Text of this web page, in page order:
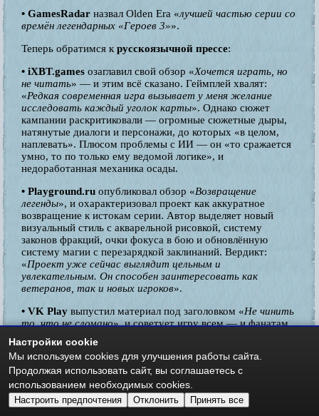
• GamesRadar назвал Olden Era «лучшей частью серии со
времён легендарных «Героев 3»».
Теперь обратимся к русскоязычной прессе:
• iXBT.games озаглавил свой обзор «Хочется играть, но
не читать» — и этим всё сказано. Геймплей хвалят:
«Редкая современная игра вызывает у меня желание
исследовать каждый уголок карты». Однако сюжет
кампании раскритиковали — огромные сюжетные дыры,
натянутые диалоги и персонажи, до которых «в целом,
наплевать». Плюсом проблемы с ИИ — он «то сражается
умно, то по только ему ведомой логике», и
недоработанная механика осады.
• Playground.ru опубликовал обзор «Возвращение
легенды», и охарактеризовал проект как аккуратное
возвращение к истокам серии. Автор выделяет новый
визуальный стиль с акварельной рисовкой, систему
законов фракций, очки фокуса в бою и обновлённую
систему магии с перезарядкой заклинаний. Вердикт:
«Проект уже сейчас выглядит цельным и
увлекательным. Он способен заинтересовать как
ветеранов, так и новых игроков».
• VK Play выпустил материал под заголовком «Не чинить
то, что не сломано», и советует игру всем — и фанатам,
примерно всё делает хорошо: грамотно бросает вызов,
удивляет и увлекает — да так, что заставляет
прилипнуть к экрану».
• StopGameдал более сдержанную оценку, указав на
мультяшный визуальный стиль, напоминающий
Настройки cookie
Мы используем cookies для улучшения работы сайта.
Продолжая использовать сайт, вы соглашаетесь с
использованием необходимых cookies.
Настроить предпочтения
Отклонить Принять все